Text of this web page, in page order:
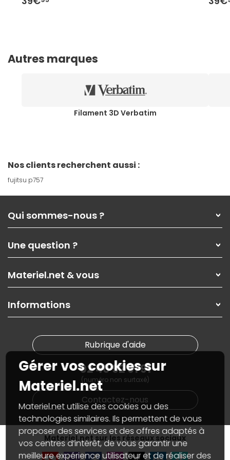
Autres marques
Filament 3D Verbatim
Nos clients recherchent aussi :
fujitsu p757
Qui sommes-nous ?
Nos services
Les magasins Materiel.net
Nos solutions pour les pros
Contactez-nous
Une question ?
Paiement, livraison
Garanties,Pack Zen
SAV, demander un retour
Informations
Materiel.net & vous
On rachète votre carte graphique
PC sur mesure : Votre RDV personnalisé
Materiel.net recrute
Notre programme d'affiliation
Partenariat & Sponsoring
Informations
Nos marques
Conditions générales de vente
Marketplace
Informations légales
Données personnellesetcookies
Gérer vos cookies
Accessibilité : non conforme
Rubrique d'aide
02 40 92 91 91
(numéro non surtaxé)
Contactez-nous
Materiel.net sur les réseaux sociaux
Gérer vos cookies sur
Materiel.net
Materiel.net utilise des cookies ou des
technologies similaires. Ils permettent de vous
proposer des services et des offres adaptés à
vos centres d’intérêt, de vous garantir une
meilleure expérience utilisateur et de réaliser des